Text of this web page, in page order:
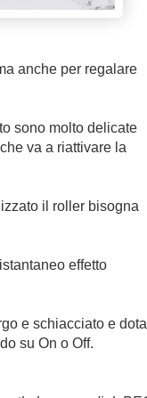
anche per regalare
sono molto delicate
che va a riattivare la
il roller bisogna
effetto
e schiacciato e
su On o Off.